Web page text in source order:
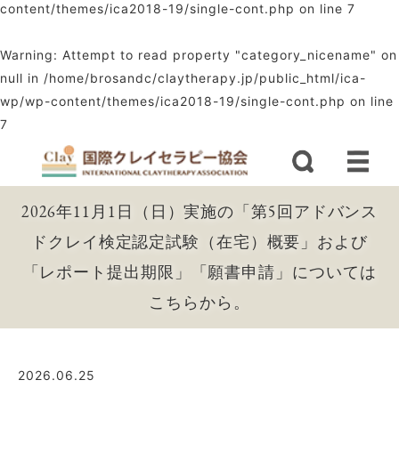
content/themes/ica2018-19/single-cont.php on line 7
Warning: Attempt to read property "category_nicename" on
null in /home/brosandc/claytherapy.jp/public_html/ica-
wp/wp-content/themes/ica2018-19/single-cont.php on line
7
2026年11月1日（日）実施の「第5回アドバンス
ドクレイ検定認定試験（在宅）概要」および
「レポート提出期限」「願書申請」については
こちらから。
2026.06.25